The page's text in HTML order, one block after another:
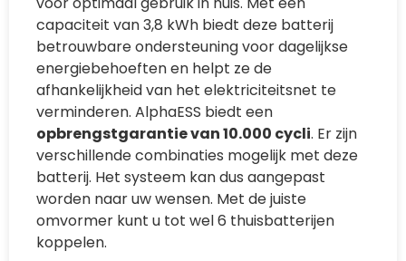
capaciteit van 3,8 kWh biedt deze batterij
betrouwbare ondersteuning voor dagelijkse
energiebehoeften en helpt ze de
afhankelijkheid van het elektriciteitsnet te
verminderen. AlphaESS biedt een
opbrengstgarantie van 10.000 cycli. Er zijn
verschillende combinaties mogelijk met deze
batterij. Het systeem kan dus aangepast
worden naar uw wensen. Met de juiste
omvormer kunt u tot wel 6 thuisbatterijen
koppelen.